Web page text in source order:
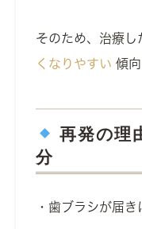
そのため、治療し
くなりやすい 傾向
再発の理
分
・歯ブラシが届き